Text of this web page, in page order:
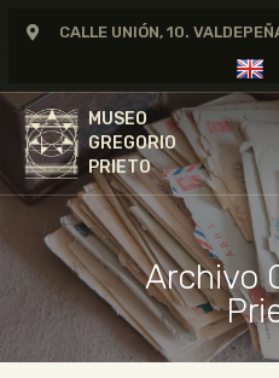
CALLE UNIÓN, 10.
MUSEO
GREGORIO
PRIETO
GREGORIO
MUSEO
ARCHIVO
CERTAMEN DE
FUNDACIÓN
Archivo